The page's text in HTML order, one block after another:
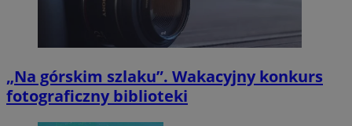
„Na górskim szlaku”. Wakacyjny konkurs
fotograficzny biblioteki